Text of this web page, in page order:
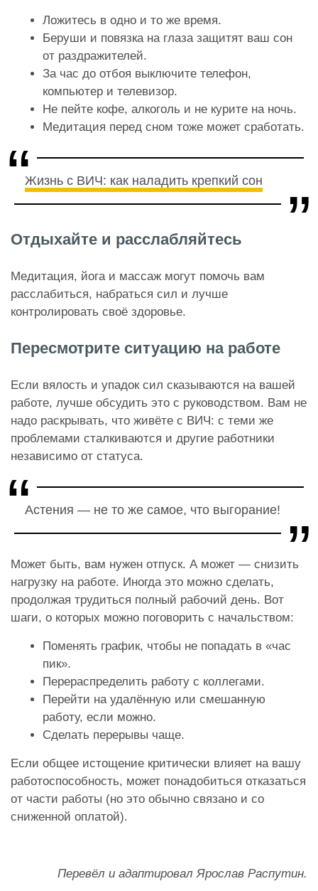
Ложитесь в одно и то же время.
Беруши и повязка на глаза защитят ваш сон
от раздражителей.
За час до отбоя выключите телефон,
компьютер и телевизор.
Не пейте кофе, алкоголь и не курите на ночь.
Медитация перед сном тоже может сработать.
Жизнь с ВИЧ: как наладить крепкий сон
Отдыхайте и расслабляйтесь
Медитация, йога и массаж могут помочь вам
расслабиться, набраться сил и лучше
контролировать своё здоровье.
Пересмотрите ситуацию на работе
Если вялость и упадок сил сказываются на вашей
работе, лучше обсудить это с руководством. Вам не
надо раскрывать, что живёте с ВИЧ: с теми же
проблемами сталкиваются и другие работники
независимо от статуса.
Астения — не то же самое, что выгорание!
Может быть, вам нужен отпуск. А может — снизить
нагрузку на работе. Иногда это можно сделать,
продолжая трудиться полный рабочий день. Вот
шаги, о которых можно поговорить с начальством:
Поменять график, чтобы не попадать в «час
пик».
Перераспределить работу с коллегами.
Перейти на удалённую или смешанную
работу, если можно.
Сделать перерывы чаще.
Если общее истощение критически влияет на вашу
работоспособность, может понадобиться отказаться
от части работы (но это обычно связано и со
сниженной оплатой).
Перевёл и адаптировал Ярослав Распутин.